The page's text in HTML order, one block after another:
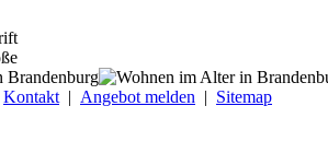
Kontakt | Angebot melden | Sitemap